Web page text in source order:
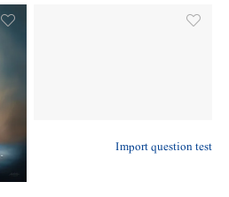
Import question test